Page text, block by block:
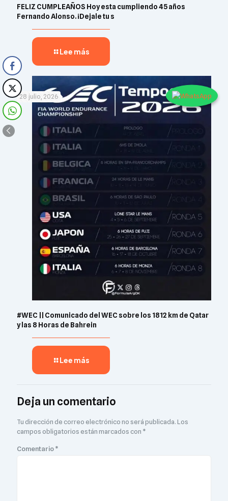
FELIZ CUMPLEAÑOS Hoy esta cumpliendo 45 años
Fernando Alonso. ¡Dejale tu s
Lee más
28 julio, 2026
#WEC || Comunicado del WEC sobre los 1812 km de Qatar
y las 8 Horas de Bahrein
Lee más
Deja un comentario
Tu dirección de correo electrónico no será publicada.Los
campos obligatorios están marcados con *
Comentario*